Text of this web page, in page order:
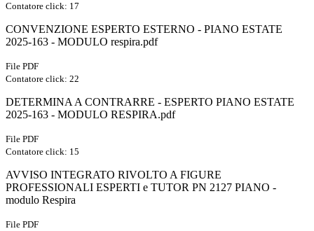
Contatore click: 17
CONVENZIONE ESPERTO ESTERNO - PIANO ESTATE
2025-163 - MODULO respira.pdf
File PDF
Contatore click: 22
DETERMINA A CONTRARRE - ESPERTO PIANO ESTATE
2025-163 - MODULO RESPIRA.pdf
File PDF
Contatore click: 15
AVVISO INTEGRATO RIVOLTO A FIGURE
PROFESSIONALI ESPERTI e TUTOR PN 2127 PIANO -
modulo Respira
File PDF